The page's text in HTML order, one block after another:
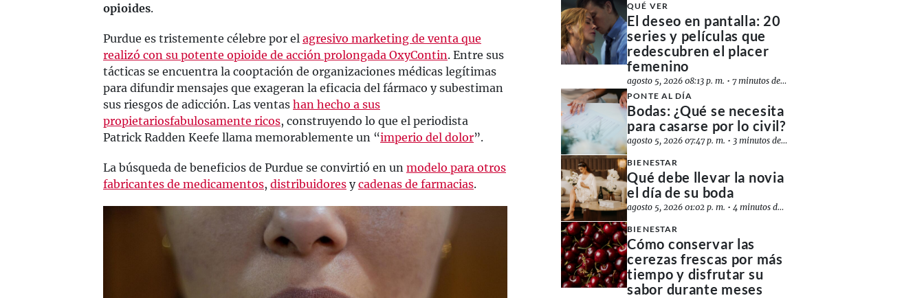
opioides.
Purdue es tristemente célebre por el agresivo marketing de venta que
realizó con su potente opioide de acción prolongada OxyContin. Entre sus
tácticas se encuentra la cooptación de organizaciones médicas legítimas
para difundir mensajes que exageran la eficacia del fármaco y subestiman
sus riesgos de adicción. Las ventas han hecho a sus
propietariosfabulosamente ricos, construyendo lo que el periodista
Patrick Radden Keefe llama memorablemente un “imperio del dolor”.
La búsqueda de beneficios de Purdue se convirtió en un modelo para otros
fabricantes de medicamentos, distribuidores ycadenas de farmacias.
QUÉ VER
El deseo en pantalla: 20
series y películas que
redescubren el placer
femenino
agosto 5, 2026 08:13 p. m. •7 minutos de lectura
PONTE AL DÍA
Bodas: ¿Qué se necesita
para casarse por lo civil?
agosto 5, 2026 07:47 p. m. • 3 minutos de lectura
BIENESTAR
Qué debe llevar la novia
el día de su boda
agosto 5, 2026 01:02 p. m. •4 minutos de lectura
BIENESTAR
Cómo conservar las
cerezas frescas por más
tiempo y disfrutar su
sabor durante meses